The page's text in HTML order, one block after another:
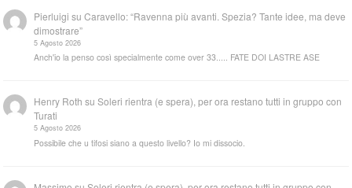
Pierluigi suCaravello: “Ravenna più avanti. Spezia? Tante idee, ma deve
dimostrare”
5 Agosto 2026
Anch'io la penso così specialmente come over 33..... FATE DOI LASTRE ASE
Henry Roth suSoleri rientra (e spera), per ora restano tutti in gruppo con
Turati
5 Agosto 2026
Possibile che u tifosi siano a questo livello? Io mi dissocio.